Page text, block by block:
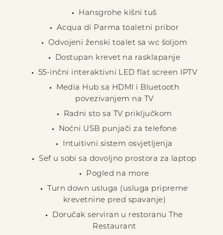
Hansgrohe kišni tuš
Acqua di Parma toaletni pribor
Odvojeni ženski toalet sa wc šoljom
Dostupan krevet na rasklapanje
55-inčni interaktivni LED flat screen IPTV
Media Hub sa HDMI i Bluetooth
povezivanjem na TV
Radni sto sa TV priključkom
Noćni USB punjači za telefone
Intuitivni sistem osvjetljenja
Sef u sobi sa dovoljno prostora za laptop
Pogled na more
Turn down usluga (usluga pripreme
krevetnine pred spavanje)
Doručak serviran u restoranu The
Restaurant